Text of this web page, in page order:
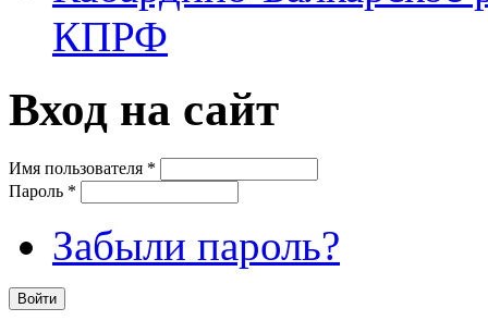
КПРФ
Вход на сайт
Имя пользователя *
Пароль *
Забыли пароль?